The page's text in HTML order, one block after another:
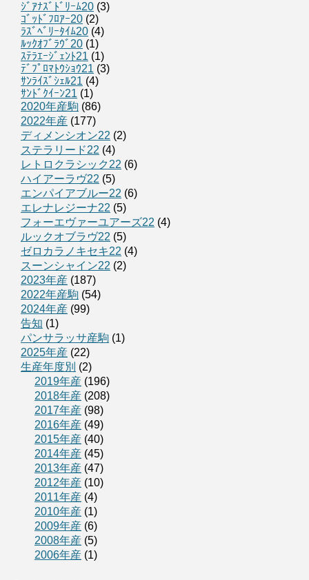
ｼﾞｱﾅｽﾞﾄﾞﾘｰﾑ20 (3)
ｺﾞｯﾄﾞﾌﾛｱｰ20 (2)
ﾗｽﾞﾍﾞﾘｰﾀｲﾑ20 (4)
ﾙｯｸｵﾌﾞﾗｳﾞ20 (1)
ｽﾃﾗｴｰｼﾞｪﾝﾄ21 (1)
ﾃﾞﾌﾟﾛﾏﾄｳｼｮｳ21 (3)
ｻﾝﾗｲｽﾞｼｪﾙ21 (4)
ｻﾝﾄﾞｸｲｰﾝ21 (1)
2020年産駒 (86)
2022年産 (177)
ディメンシオン22 (2)
ステラリード22 (4)
レトロクラシック22 (6)
ハイアーラヴ22 (5)
エンパイアブルー22 (6)
エレナレジーナ22 (5)
フォーエヴァーユアーズ22 (4)
ルックオブラヴ22 (5)
ゼロカラノキセキ22 (4)
スーンシャイン22 (2)
2023年産 (187)
2022年産駒 (54)
2024年産 (99)
告知 (1)
パンサラッサ産駒 (1)
2025年産 (22)
生産年度別 (2)
2019年産 (196)
2018年産 (208)
2017年産 (98)
2016年産 (49)
2015年産 (40)
2014年産 (45)
2013年産 (47)
2012年産 (10)
2011年産 (4)
2010年産 (1)
2009年産 (6)
2008年産 (5)
2006年産 (1)